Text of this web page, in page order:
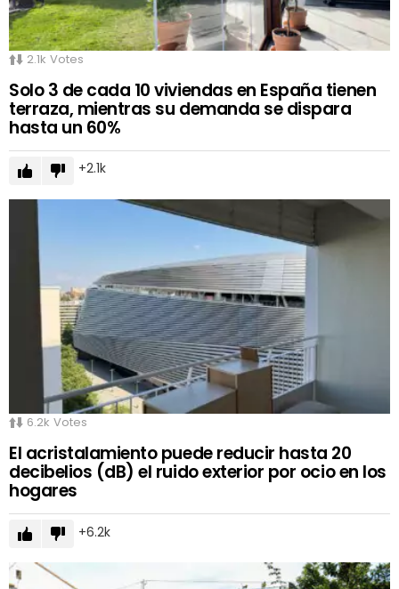
2.1k Votes
Solo 3 de cada 10 viviendas en España tienen
terraza, mientras su demanda se dispara
hasta un 60%
2.1k
6.2k Votes
El acristalamiento puede reducir hasta 20
decibelios (dB) el ruido exterior por ocio en los
hogares
6.2k